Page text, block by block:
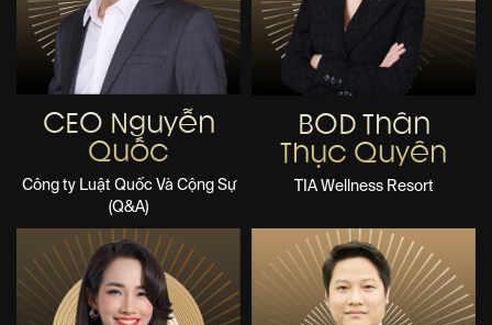
CEO Nguyễn
Quốc
Công ty Luật Quốc Và Cộng Sự
(Q&A)
BOD Thân
Thục Quyên
TIA Wellness Resort